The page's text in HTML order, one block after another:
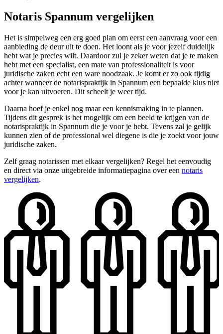
Notaris Spannum vergelijken
Het is simpelweg een erg goed plan om eerst een aanvraag voor een
aanbieding de deur uit te doen. Het loont als je voor jezelf duidelijk
hebt wat je precies wilt. Daardoor zul je zeker weten dat je te maken
hebt met een specialist, een mate van professionaliteit is voor
juridische zaken echt een ware noodzaak. Je komt er zo ook tijdig
achter wanneer de notarispraktijk in Spannum een bepaalde klus niet
voor je kan uitvoeren. Dit scheelt je weer tijd.
Daarna hoef je enkel nog maar een kennismaking in te plannen.
Tijdens dit gesprek is het mogelijk om een beeld te krijgen van de
notarispraktijk in Spannum die je voor je hebt. Tevens zal je gelijk
kunnen zien of de professional wel diegene is die je zoekt voor jouw
juridische zaken.
Zelf graag notarissen met elkaar vergelijken? Regel het eenvoudig
en direct via onze uitgebreide informatiepagina over een notaris
vergelijken.